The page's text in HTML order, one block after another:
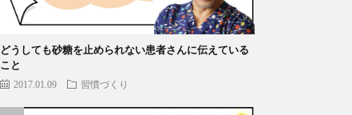
どうしても砂糖を止められない患者さんに伝えている
こと
2017.01.09 習慣づくり